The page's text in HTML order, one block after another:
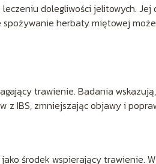
dolegliwości jelitowych. Jej
herbaty miętowej
trawienie. Badania
z IBS, zmniejszając objawy i
środek wspierający trawienie.